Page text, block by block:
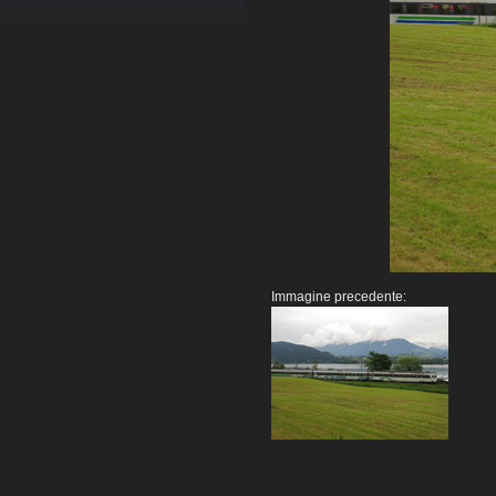
Immagine precedente: